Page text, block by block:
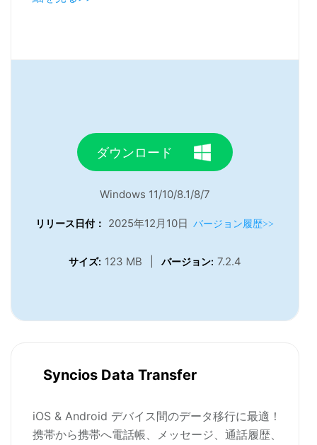
ダウンロード
Windows 11/10/8.1/8/7
リリース日付： 2025年12月10日 バージョン履歴>>
サイズ: 123 MB バージョン: 7.2.4
Syncios Data Transfer
iOS & Android デバイス間のデータ移行に最適！
携帯から携帯へ電話帳、メッセージ、通話履歴、